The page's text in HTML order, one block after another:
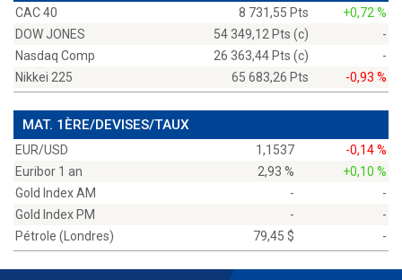
CAC 40 8 731,55 Pts
+0,72 %
DOW JONES
54 349,12 Pts (c)
-
Nasdaq Comp
26 363,44 Pts (c)
-
Nikkei 225
65 683,26 Pts -0,93 %
MAT. 1ÈRE/DEVISES/TAUX
EUR/USD 1,1537
-0,14 %
Euribor 1 an
2,93 %
+0,10 %
Gold Index AM
-
-
Gold Index PM
-
-
Pétrole (Londres)
79,45 $ -